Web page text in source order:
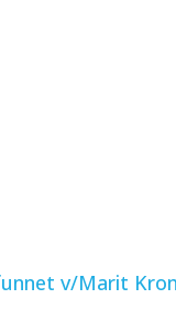
v/Marit